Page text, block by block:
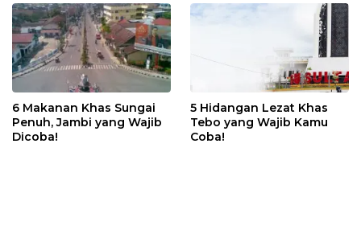
6 Makanan Khas Sungai
Penuh, Jambi yang Wajib
Dicoba!
5 Hidangan Lezat Khas
Tebo yang Wajib Kamu
Coba!